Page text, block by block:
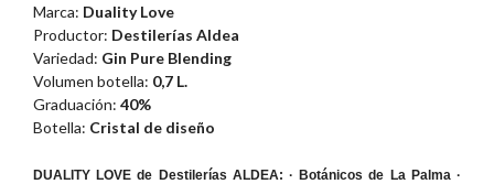
Marca: Duality Love
Productor: Destilerías Aldea
Variedad: Gin Pure Blending
Volumen botella: 0,7 L.
Graduación: 40%
Botella: Cristal de diseño
DUALITY LOVE de Destilerías ALDEA: · Botánicos de La Palma ·